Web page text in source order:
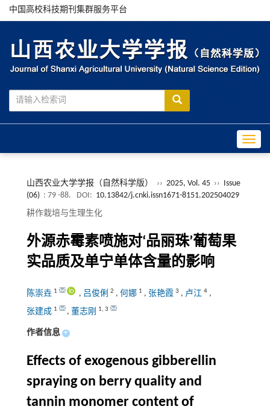
中国高校科技期刊集群服务平台
山西农业大学学报（自然科学版） ›› 2025, Vol. 45 ›› Issue
(06) : 79 -88. DOI: 10.13842/j.cnki.issn1671-8151.202504029
耕作栽培与生理生化
外源赤霉素喷施对‘品丽珠’葡萄果
实品质及单宁单体含量的影响
陈崇垚 1 , 吕俊俐 2 , 何娜 1 , 张艳霞 3 , 卢江 4,
张建成 1 , 董志刚 1, 3
作者信息 +
Effects of exogenous gibberellin
spraying on berry quality and
tannin monomer content of